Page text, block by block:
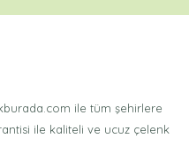
ile tüm şehirlere
ile kaliteli ve ucuz çelenk